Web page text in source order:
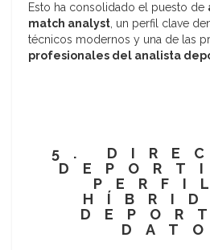
Esto ha consolidado el puesto de
match analyst, un perfil clave
técnicos modernos y una de las
profesionales del analista
5.